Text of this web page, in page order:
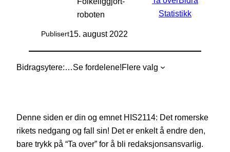
roboten
Publisert15. august 2022
Statistikk
Bidragsytere: Se fordelene!Flere valg
Denne siden er din og emnet HIS2114: Det romerske
rikets nedgang og fall sin! Det er enkelt å endre den,
bare trykk på “Ta over” for å bli redaksjonsansvarlig.